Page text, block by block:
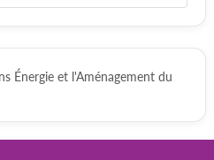
Énergie et l'Aménagement du